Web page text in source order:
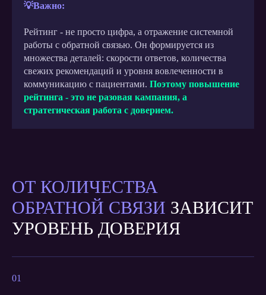
💡Важно:
Рейтинг - не просто цифра, а отражение системной
работы с обратной связью. Он формируется из
множества деталей: скорости ответов, количества
свежих рекомендаций и уровня вовлеченности в
коммуникацию с пациентами. Поэтому повышение
рейтинга - это не разовая кампания, а
стратегическая работа с доверием.
ОТ КОЛИЧЕСТВА
ОБРАТНОЙ СВЯЗИ ЗАВИСИТ
УРОВЕНЬ ДОВЕРИЯ
01